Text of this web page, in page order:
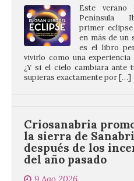
primer
en más de un
es el libro
vivirlo como una experiencia
¿Y si el cielo cambiara ante
supieras exactamente por […]
después de los
del año pasado
9 Ago 2026